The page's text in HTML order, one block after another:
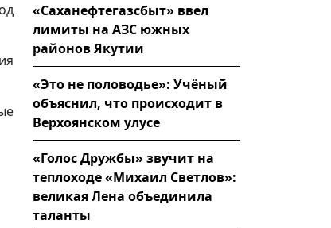
«Саханефтегазсбыт» ввел
лимиты на АЗС южных
районов Якутии
«Это не половодье»: Учёный
объяснил, что происходит в
Верхоянском улусе
«Голос Дружбы» звучит на
теплоходе «Михаил Светлов»:
великая Лена объединила
таланты